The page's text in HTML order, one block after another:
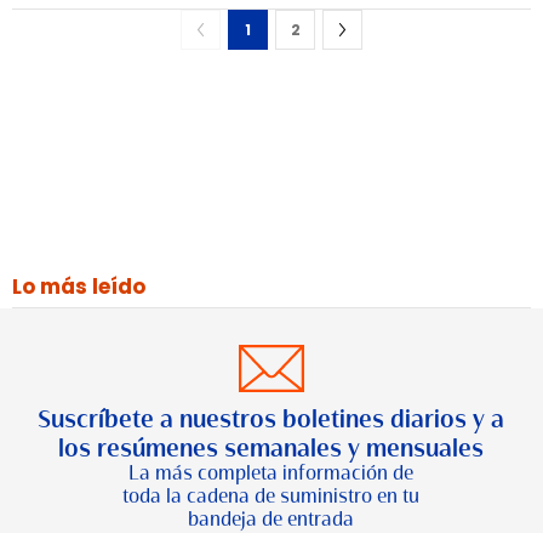
1 2
Lo más leído
Suscríbete a nuestros boletines diarios y a
los resúmenes semanales y mensuales
La más completa información de
toda la cadena de suministro en tu
bandeja de entrada